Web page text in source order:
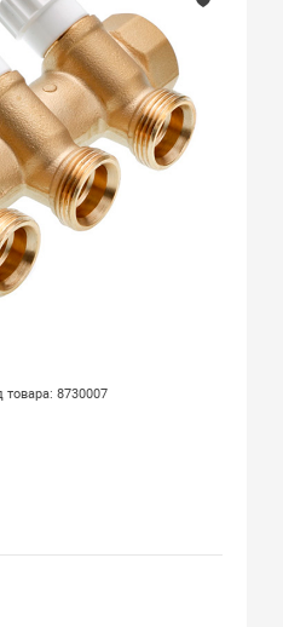
товара: 8730007